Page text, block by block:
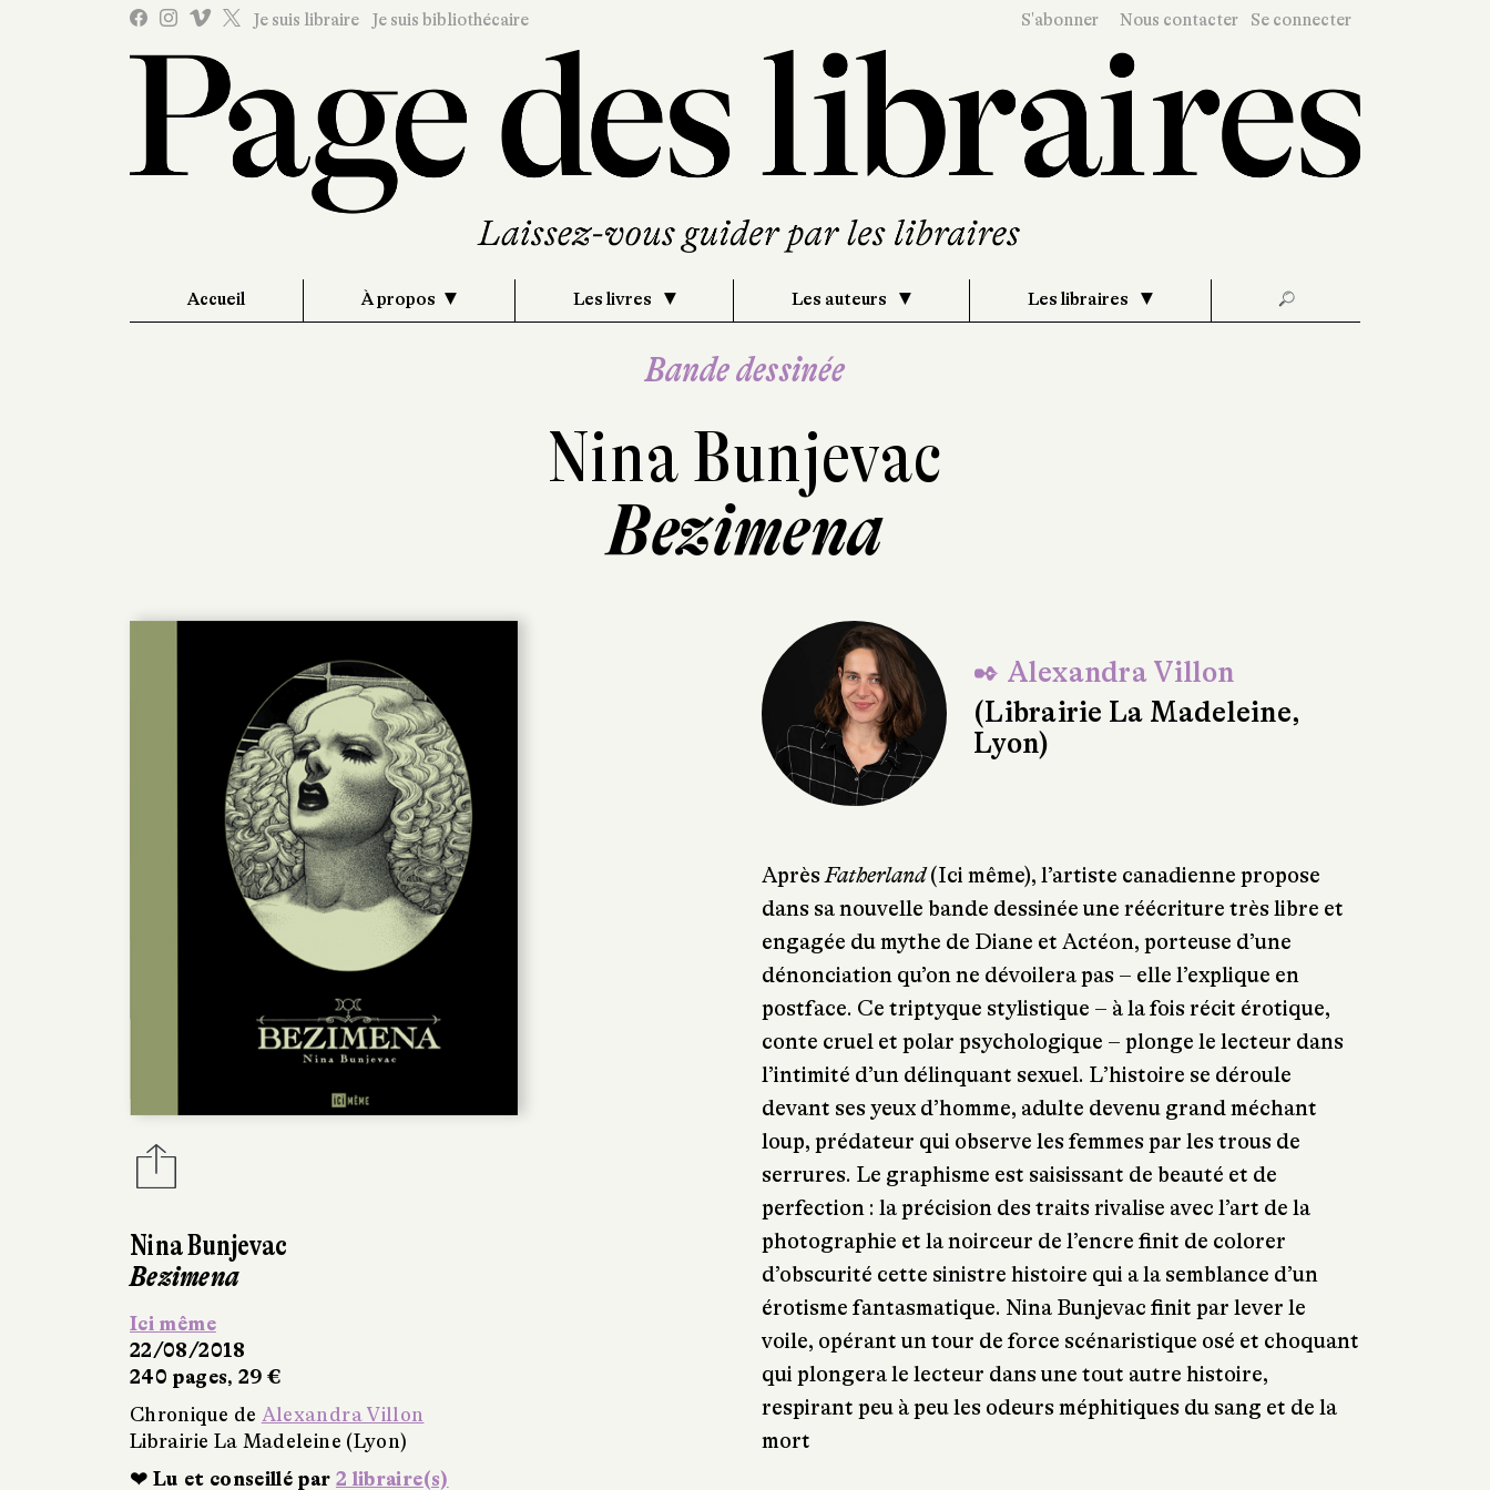
Je suis libraire Je suis bibliothécaire S'abonner Nous contacter Se connecter
Accueil À propos Les livres Les auteurs Les libraires 🔎
Bande dessinée
Nina Bunjevac
Bezimena
Nina Bunjevac
Bezimena
Ici même
22/08/2018
240 pages, 29 €
Chronique de Alexandra Villon
Librairie La Madeleine (Lyon)
❤ Lu et conseillé par 2 libraire(s)
✒ Alexandra Villon
(Librairie La Madeleine,
Lyon)
AprèsFatherland(Ici même), l’artiste canadienne propose
dans sa nouvelle bande dessinée une réécriture très libre et
engagée du mythe de Diane et Actéon, porteuse d’une
dénonciation qu’on ne dévoilera pas – elle l’explique en
postface. Ce triptyque stylistique – à la fois récit érotique,
conte cruel et polar psychologique – plonge le lecteur dans
l’intimité d’un délinquant sexuel. L’histoire se déroule
devant ses yeux d’homme, adulte devenu grand méchant
loup, prédateur qui observe les femmes par les trous de
serrures. Le graphisme est saisissant de beauté et de
perfection : la précision des traits rivalise avec l’art de la
photographie et la noirceur de l’encre finit de colorer
d’obscurité cette sinistre histoire qui a la semblance d’un
érotisme fantasmatique. Nina Bunjevac finit par lever le
voile, opérant un tour de force scénaristique osé et choquant
qui plongera le lecteur dans une tout autre histoire,
respirant peu à peu les odeurs méphitiques du sang et de la
mort